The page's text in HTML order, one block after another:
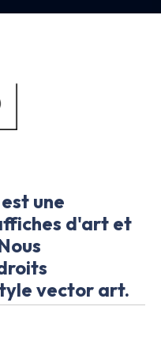
une
d'art et
vector art.